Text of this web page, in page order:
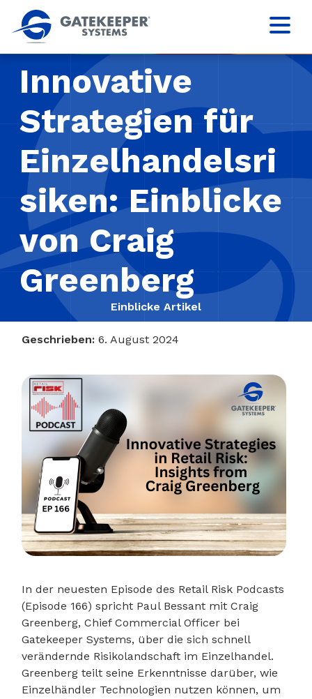
Innovative
Strategien für
Einzelhandelsri
siken: Einblicke
von Craig
Greenberg
Einblicke Artikel
Geschrieben: 6. August 2024
In der neuesten Episode des Retail Risk Podcasts
(Episode 166) spricht Paul Bessant mit Craig
Greenberg, Chief Commercial Officer bei
Gatekeeper Systems, über die sich schnell
verändernde Risikolandschaft im Einzelhandel.
Greenberg teilt seine Erkenntnisse darüber, wie
Einzelhändler Technologien nutzen können, um